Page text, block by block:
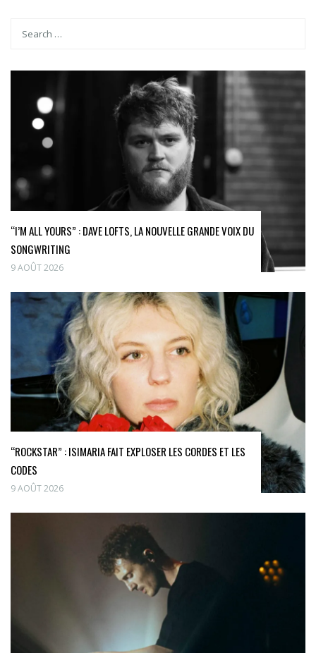
“I’M ALL YOURS” : DAVE LOFTS, LA NOUVELLE GRANDE VOIX DU
SONGWRITING
9 AOÛT 2026
“ROCKSTAR” : ISIMARIA FAIT EXPLOSER LES CORDES ET LES
CODES
9 AOÛT 2026